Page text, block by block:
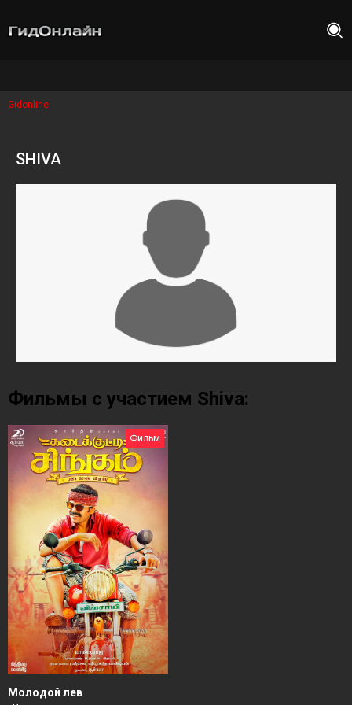
Gidonline
SHIVA
Фильмы с участием Shiva:
Фильм
Молодой лев